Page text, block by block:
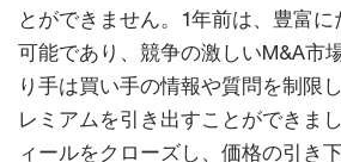
とができません。1年前は、豊富
可能であり、競争の激しいM&A市
り手は買い手の情報や質問を制限
レミアムを引き出すことができま
ィールをクローズし、価格の引き